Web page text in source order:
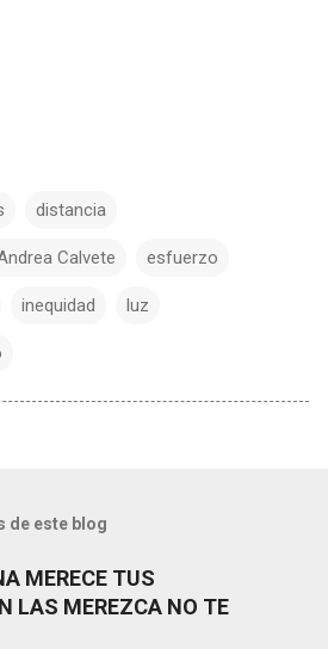
distancia
Calvete esfuerzo
inequidad luz
de este blog
MERECE TUS
LAS MEREZCA NO TE